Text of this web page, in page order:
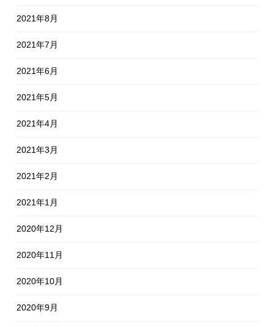
2021年8月
2021年7月
2021年6月
2021年5月
2021年4月
2021年3月
2021年2月
2021年1月
2020年12月
2020年11月
2020年10月
2020年9月